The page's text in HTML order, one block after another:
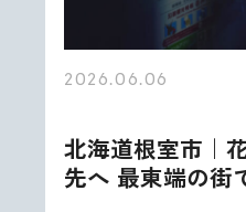
2026.06.06
北海道根室市｜
先へ 最東端の街